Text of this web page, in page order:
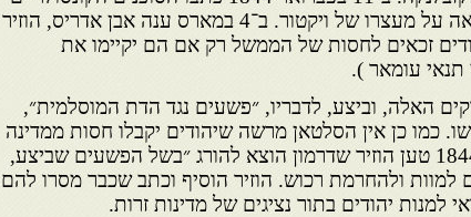
שבטנג׳יר לסלטאן מכתב מחאה על מעצרו של ויקטור. ב־4 במארס ענה אבן אדריס, הוזיר
זכאים לחסות של הממשל רק אם הם יקיימו את
עומאר ).
האלה, וביצע, לדבריו, ״פשעים נגד הדת המוסלמית״,
כמו כן אין הסלטאן מרשה שיהודים יקבלו חסות ממדינה
זרה. במכתב מ־27 באפריל 1844 טען הוזיר שדרמון הוצא להורג ״בשל הפשעים שביצע,
למוות ולהחרמת רכוש. הוזיר הוסיף וכתב שכבר מסרו להם
יהודים בתור נציגים של מדינות זרות.